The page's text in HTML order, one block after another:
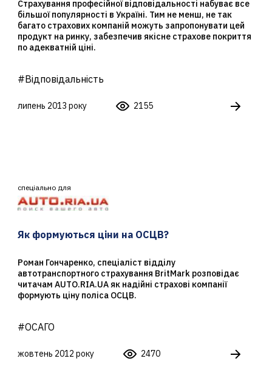
Страхування професійної відповідальності набуває все
більшої популярності в Україні. Тим не менш, не так
багато страхових компаній можуть запропонувати цей
продукт на ринку, забезпечив якісне страхове покриття
по адекватній ціні.
#Відповідальність
липень 2013 року 2155
спеціально для
Як формуються ціни на ОСЦВ?
Роман Гончаренко, спеціаліст відділу
автотранспортного страхування BritMark розповідає
читачам AUTO.RIA.UA як надійні страхові компанії
формують ціну поліса ОСЦВ.
#ОСАГО
жовтень 2012 року 2470